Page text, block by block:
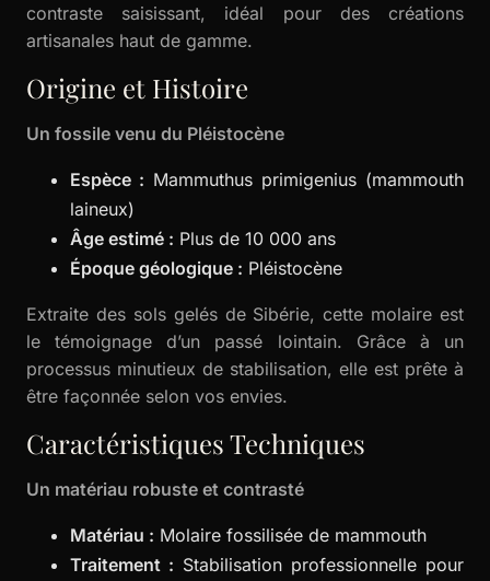
contraste saisissant, idéal pour des créations
artisanales haut de gamme.
Origine et Histoire
Un fossile venu du Pléistocène
Espèce : Mammuthus primigenius (mammouth
laineux)
Âge estimé : Plus de 10 000 ans
Époque géologique : Pléistocène
Extraite des sols gelés de Sibérie, cette molaire est
le témoignage d’un passé lointain. Grâce à un
processus minutieux de stabilisation, elle est prête à
être façonnée selon vos envies.
Caractéristiques Techniques
Un matériau robuste et contrasté
Matériau : Molaire fossilisée de mammouth
Traitement : Stabilisation professionnelle pour